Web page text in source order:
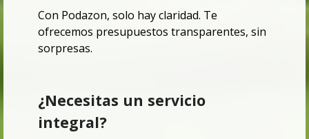
Con Podazon, solo hay claridad. Te
ofrecemos presupuestos transparentes, sin
sorpresas.
¿Necesitas un servicio
integral?